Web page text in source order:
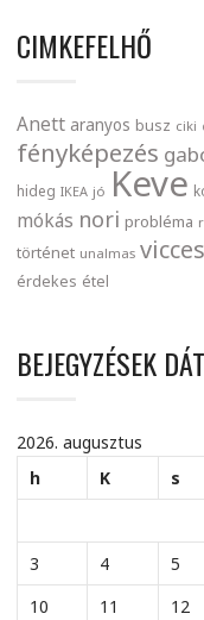
CIMKEFELHŐ
Anett aranyos busz ciki
fényképezés
hideg IKEA jó Keve
mókás nori probléma
történet unalmas vicces
érdekes étel
BEJEGYZÉSEK
2026. augusztus
h
K s
3
4 5
10
11 12